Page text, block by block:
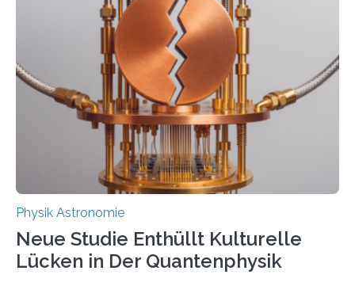
vermutet, weltweit war nach den passenden
Atomkern-Zuständen gesucht worden, 2024 gelang
einem Team der TU Wien mit Unterstützung
internationaler Partner der entscheidende Durchbruch:
Der lange diskutierte Thorium-Kernübergang wurde
gefunden. Kurz darauf konnte man zeigen, dass sich
Thorium tatsächlich nutzen lässt, um hochpräzise…
Physik Astronomie
Neue Studie Enthüllt Kulturelle
Lücken in Der Quantenphysik